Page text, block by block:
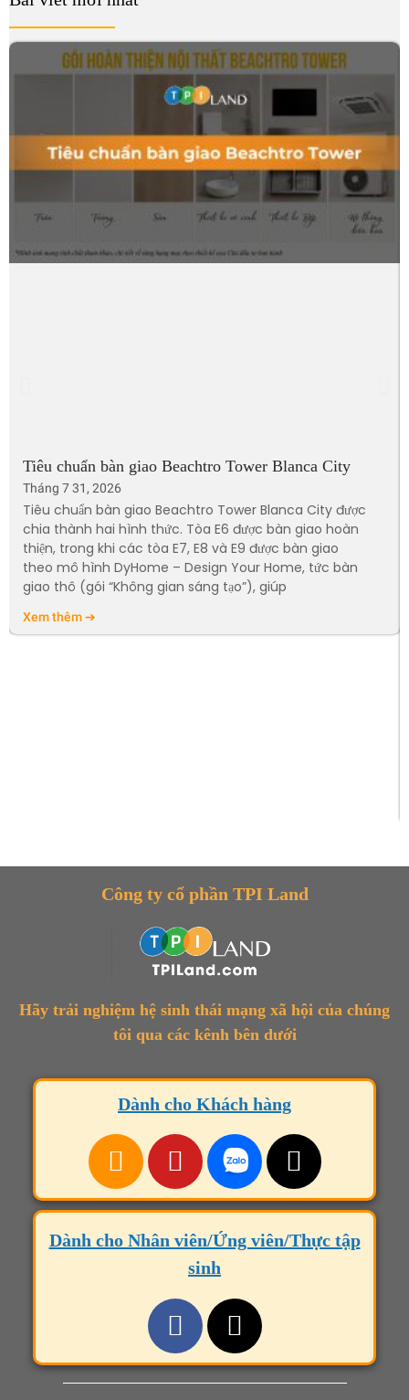
Tiêu chuẩn bàn giao Beachtro Tower Blanca City
Tháng 7 31, 2026
Tiêu chuẩn bàn giao Beachtro Tower Blanca City được
chia thành hai hình thức. Tòa E6 được bàn giao hoàn
thiện, trong khi các tòa E7, E8 và E9 được bàn giao
theo mô hình DyHome – Design Your Home, tức bàn
giao thô (gói “Không gian sáng tạo”), giúp
Xem thêm ➔
Công ty cổ phần TPI Land
Hãy trải nghiệm hệ sinh thái mạng xã hội của chúng
tôi qua các kênh bên dưới
Dành cho Khách hàng
Dành cho Nhân viên/Ứng viên/Thực tập
sinh